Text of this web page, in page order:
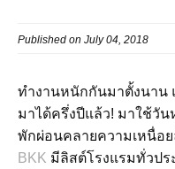
Published on July 04, 2018
ทำงานหนักกันมาตั้งนาน
มาได้ครึ่งปีแล้ว! มาใช้วัน
พักผ่อนคลายความเหนื่อ
BKK มีลิสต์โรงแรมทั่วปร